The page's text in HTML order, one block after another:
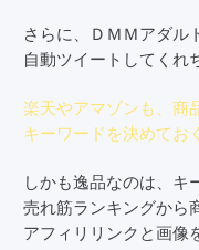
さらに、ＤＭＭアダル
自動ツイートしてくれ
楽天やアマゾンも、商
キーワードを決めてお
しかも逸品なのは、キ
売れ筋ランキングから
アフィリリンクと画像